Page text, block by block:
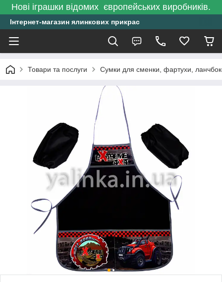
Нові іграшки відомих європейських виробників.
Інтернет-магазин ялинкових прикрас
Товари та послуги Сумки для сменки, фартухи,